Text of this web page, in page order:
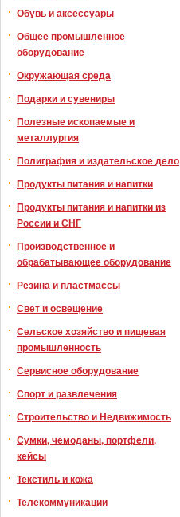
Обувь и аксессуары
Общее промышленное
оборудование
Окружающая среда
Подарки и сувениры
Полезные ископаемые и
металлургия
Полиграфия и издательское дело
Продукты питания и напитки
Продукты питания и напитки из
России и СНГ
Производственное и
обрабатывающее оборудование
Резина и пластмассы
Свет и освещение
Сельское хозяйство и пищевая
промышленность
Сервисное оборудование
Спорт и развлечения
Строительство и Недвижимость
Сумки, чемоданы, портфели,
кейсы
Текстиль и кожа
Телекоммуникации